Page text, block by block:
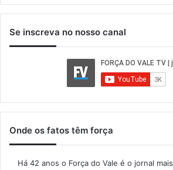
Se inscreva no nosso canal
Onde os fatos têm força
Há 42 anos o Força do Vale é o jornal